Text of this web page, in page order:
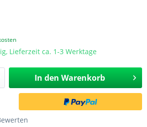
Lieferzeit ca. 1-3 Werktage
In den Warenkorb